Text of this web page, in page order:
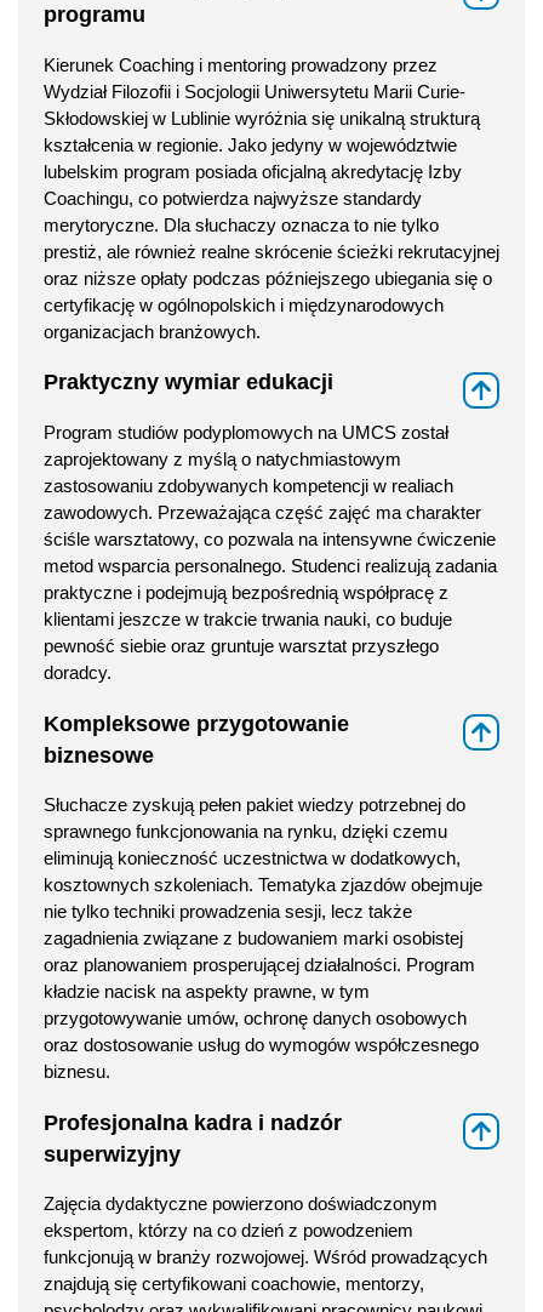
programu
Kierunek Coaching i mentoring prowadzony przez
Wydział Filozofii i Socjologii Uniwersytetu Marii Curie-
Skłodowskiej w Lublinie wyróżnia się unikalną strukturą
kształcenia w regionie. Jako jedyny w województwie
lubelskim program posiada oficjalną akredytację Izby
Coachingu, co potwierdza najwyższe standardy
merytoryczne. Dla słuchaczy oznacza to nie tylko
prestiż, ale również realne skrócenie ścieżki rekrutacyjnej
oraz niższe opłaty podczas późniejszego ubiegania się o
certyfikację w ogólnopolskich i międzynarodowych
organizacjach branżowych.
Praktyczny wymiar edukacji
Program studiów podyplomowych na UMCS został
zaprojektowany z myślą o natychmiastowym
zastosowaniu zdobywanych kompetencji w realiach
zawodowych. Przeważająca część zajęć ma charakter
ściśle warsztatowy, co pozwala na intensywne ćwiczenie
metod wsparcia personalnego. Studenci realizują zadania
praktyczne i podejmują bezpośrednią współpracę z
klientami jeszcze w trakcie trwania nauki, co buduje
pewność siebie oraz gruntuje warsztat przyszłego
doradcy.
Kompleksowe przygotowanie
biznesowe
Słuchacze zyskują pełen pakiet wiedzy potrzebnej do
sprawnego funkcjonowania na rynku, dzięki czemu
eliminują konieczność uczestnictwa w dodatkowych,
kosztownych szkoleniach. Tematyka zjazdów obejmuje
nie tylko techniki prowadzenia sesji, lecz także
zagadnienia związane z budowaniem marki osobistej
oraz planowaniem prosperującej działalności. Program
kładzie nacisk na aspekty prawne, w tym
przygotowywanie umów, ochronę danych osobowych
oraz dostosowanie usług do wymogów współczesnego
biznesu.
Profesjonalna kadra i nadzór
superwizyjny
Zajęcia dydaktyczne powierzono doświadczonym
ekspertom, którzy na co dzień z powodzeniem
funkcjonują w branży rozwojowej. Wśród prowadzących
znajdują się certyfikowani coachowie, mentorzy,